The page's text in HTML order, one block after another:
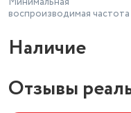
воспроизводимая частота
Наличие
Отзывы